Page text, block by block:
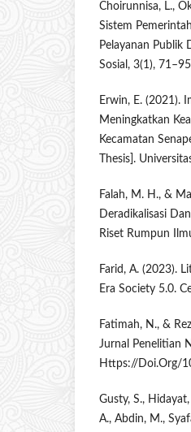
Choirunnisa, L.,
Sistem
Pelayanan Publik
Sosial, 3(1),
Erwin, E. (2021).
Meningkatkan
Kecamatan
Thesis].
Falah, M. H., &
Deradikalisasi
Riset Rumpun
Farid, A. (2023).
Era Society 5.0.
Fatimah, N., &
Jurnal Penelitian
Https://Doi.Org/
Gusty, S.,
A., Abdin, M.,